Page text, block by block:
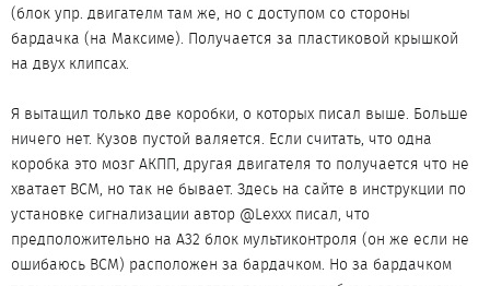
(блок упр. двигателм там же, но с доступом со стороны
бардачка (на Максиме). Получается за пластиковой крышкой
на двух клипсах.
Я вытащил только две коробки, о которых писал выше. Больше
ничего нет. Кузов пустой валяется. Если считать, что одна
коробка это мозг АКПП, другая двигателя то получается что не
хватает ВСМ, но так не бывает. Здесь на сайте в инструкции по
установке сигнализации автор @Lexxx писал, что
предположительно на А32 блок мультиконтроля (он же если не
ошибаюсь ВСМ) расположен за бардачком. Но за бардачком